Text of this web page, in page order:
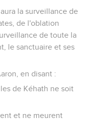
la surveillance de
de l'oblation
de toute la
le sanctuaire et ses
en disant :
de Kéhath ne soit
et ne meurent